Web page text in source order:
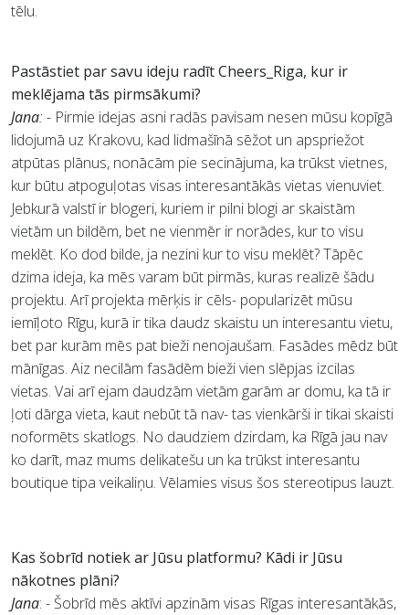
tēlu.
Pastāstiet par savu ideju radīt Cheers_Riga, kur ir
meklējama tās pirmsākumi?
Jana:- Pirmie idejas asni radās pavisam nesen mūsu kopīgā
lidojumā uz Krakovu, kad lidmašīnā sēžot un apspriežot
atpūtas plānus, nonācām pie secinājuma, ka trūkst vietnes,
kur būtu atpoguļotas visas interesantākās vietas vienuviet.
Jebkurā valstī ir blogeri, kuriem ir pilni blogi ar skaistām
vietām un bildēm, bet ne vienmēr ir norādes, kur to visu
meklēt. Ko dod bilde, ja nezini kur to visu meklēt? Tāpēc
dzima ideja, ka mēs varam būt pirmās, kuras realizē šādu
projektu. Arī projekta mērķis ir cēls- popularizēt mūsu
iemīļoto Rīgu, kurā ir tika daudz skaistu un interesantu vietu,
bet par kurām mēs pat bieži nenojaušam. Fasādes mēdz būt
mānīgas. Aiz necilām fasādēm bieži vien slēpjas izcilas
vietas. Vai arī ejam daudzām vietām garām ar domu, ka tā ir
ļoti dārga vieta, kaut nebūt tā nav- tas vienkārši ir tikai skaisti
noformēts skatlogs. No daudziem dzirdam, ka Rīgā jau nav
ko darīt, maz mums delikatešu un ka trūkst interesantu
boutique tipa veikaliņu. Vēlamies visus šos stereotipus lauzt.
Kas šobrīd notiek ar Jūsu platformu? Kādi ir Jūsu
nākotnes plāni?
Jana: - Šobrīd mēs aktīvi apzinām visas Rīgas interesantākās,